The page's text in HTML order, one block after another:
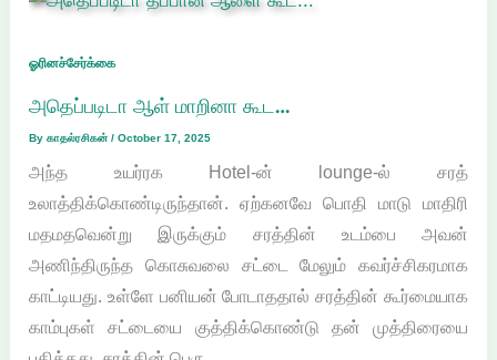
ஓரினச்சேர்க்கை
அதெப்படிடா ஆள் மாறினா கூட…
Byகாதல்ரசிகன்/October 17, 2025
அந்த உயர்ரக Hotel-ன் lounge-ல் சரத்
உலாத்திக்கொண்டிருந்தான். ஏற்கனவே பொதி மாடு மாதிரி
மதமதவென்று இருக்கும் சரத்தின் உடம்பை அவன்
அணிந்திருந்த கொசுவலை சட்டை மேலும் கவர்ச்சிகரமாக
காட்டியது. உள்ளே பனியன் போடாததால் சரத்தின் கூர்மையாக
காம்புகள் சட்டையை குத்திக்கொண்டு தன் முத்திரையை